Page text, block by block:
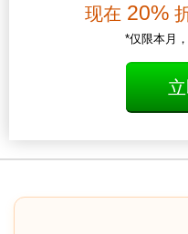
现在 20%
*仅限本月